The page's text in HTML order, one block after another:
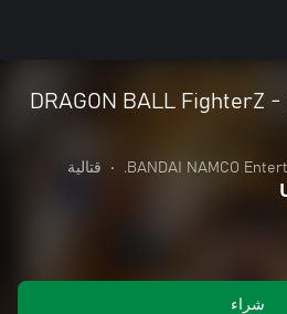
DRAGON BALL FighterZ
BANDAI NAMCO
• قتالية
شراء